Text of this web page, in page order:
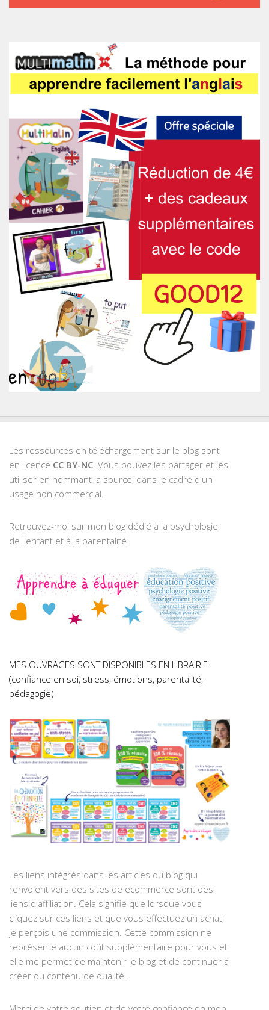
Les ressources en téléchargement sur le blog sont
en licence CC BY-NC . Vous pouvez les partager et les
utiliser en nommant la source, dans le cadre d'un
usage non commercial.
Retrouvez-moi sur mon blog dédié à la psychologie
de l'enfant et à la parentalité
MES OUVRAGES SONT DISPONIBLES EN LIBRAIRIE
(confiance en soi, stress, émotions, parentalité,
pédagogie)
Les liens intégrés dans les articles du blog qui
renvoient vers des sites de ecommerce sont des
liens d'affiliation. Cela signifie que lorsque vous
cliquez sur ces liens et que vous effectuez un achat,
je perçois une commission. Cette commission ne
représente aucun coût supplémentaire pour vous et
elle me permet de maintenir le blog et de continuer à
créer du contenu de qualité.